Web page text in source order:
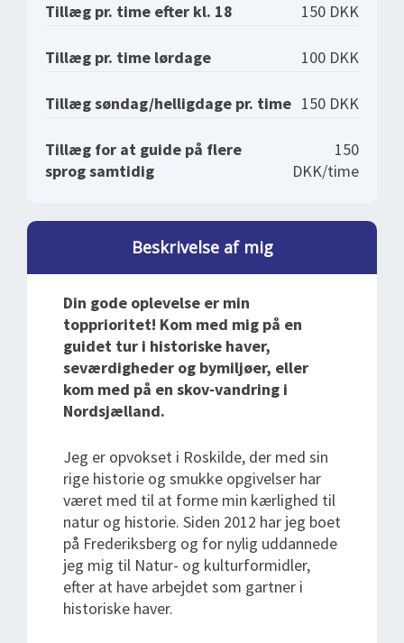
Tillæg pr. time efter kl. 18 150 DKK
Tillæg pr. time lørdage 100 DKK
Tillæg søndag/helligdage pr. time 150 DKK
Tillæg for at guide på flere
sprog samtidig
150
DKK/time
Beskrivelse af mig
Din gode oplevelse er min
topprioritet! Kom med mig på en
guidet tur i historiske haver,
seværdigheder og bymiljøer, eller
kom med på en skov-vandring i
Nordsjælland.
Jeg er opvokset i Roskilde, der med sin
rige historie og smukke opgivelser har
været med til at forme min kærlighed til
natur og historie. Siden 2012 har jeg boet
på Frederiksberg og for nylig uddannede
jeg mig til Natur- og kulturformidler,
efter at have arbejdet som gartner i
historiske haver.